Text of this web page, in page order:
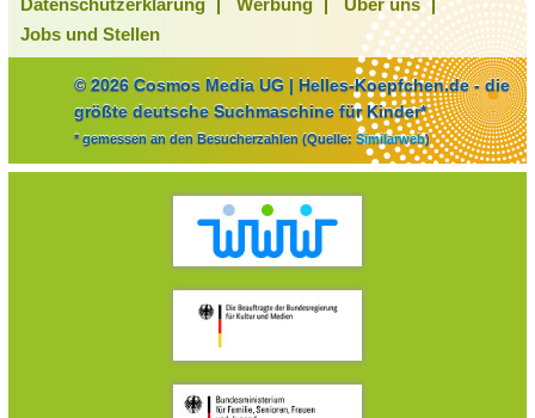
Datenschutzerklärung
Werbung
Über uns
Jobs und Stellen
© 2026 Cosmos Media UG | Helles-Koepfchen.de - die
größte deutsche Suchmaschine für Kinder*
* gemessen an den Besucherzahlen (Quelle: Similarweb)